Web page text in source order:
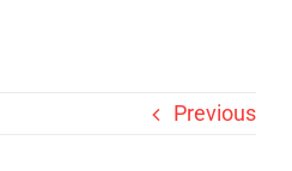
Previous